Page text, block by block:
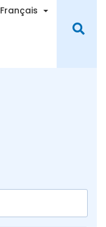
Français Toggle